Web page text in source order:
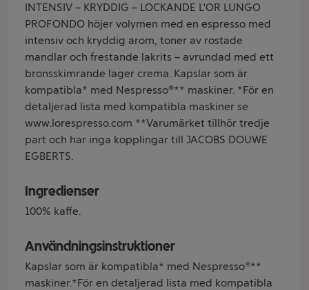
INTENSIV – KRYDDIG – LOCKANDE L'OR LUNGO
PROFONDO höjer volymen med en espresso med
intensiv och kryddig arom, toner av rostade
mandlar och frestande lakrits – avrundad med ett
bronsskimrande lager crema. Kapslar som är
kompatibla* med Nespresso®** maskiner. *För en
detaljerad lista med kompatibla maskiner se
www.lorespresso.com **Varumärket tillhör tredje
part och har inga kopplingar till JACOBS DOUWE
EGBERTS.
Ingredienser
100% kaffe.
Användningsinstruktioner
Kapslar som är kompatibla* med Nespresso®**
maskiner.*För en detaljerad lista med kompatibla